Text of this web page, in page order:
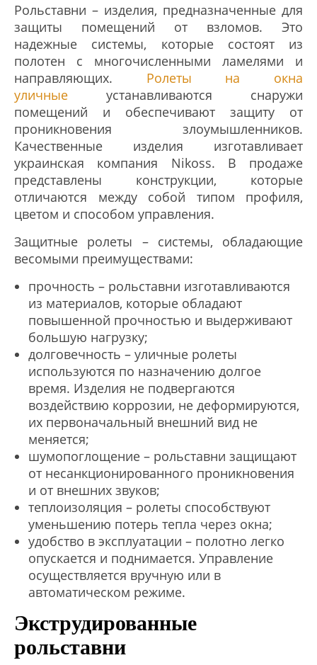
Рольставни – изделия, предназначенные для
защиты помещений от взломов. Это
надежные системы, которые состоят из
полотен с многочисленными ламелями и
направляющих. Ролеты на окна
уличные устанавливаются снаружи
помещений и обеспечивают защиту от
проникновения злоумышленников.
Качественные изделия изготавливает
украинская компания Nikoss. В продаже
представлены конструкции, которые
отличаются между собой типом профиля,
цветом и способом управления.
Защитные ролеты – системы, обладающие
весомыми преимуществами:
прочность – рольставни изготавливаются
из материалов, которые обладают
повышенной прочностью и выдерживают
большую нагрузку;
долговечность – уличные ролеты
используются по назначению долгое
время. Изделия не подвергаются
воздействию коррозии, не деформируются,
их первоначальный внешний вид не
меняется;
шумопоглощение – рольставни защищают
от несанкционированного проникновения
и от внешних звуков;
теплоизоляция – ролеты способствуют
уменьшению потерь тепла через окна;
удобство в эксплуатации – полотно легко
опускается и поднимается. Управление
осуществляется вручную или в
автоматическом режиме.
Экструдированные
рольставни